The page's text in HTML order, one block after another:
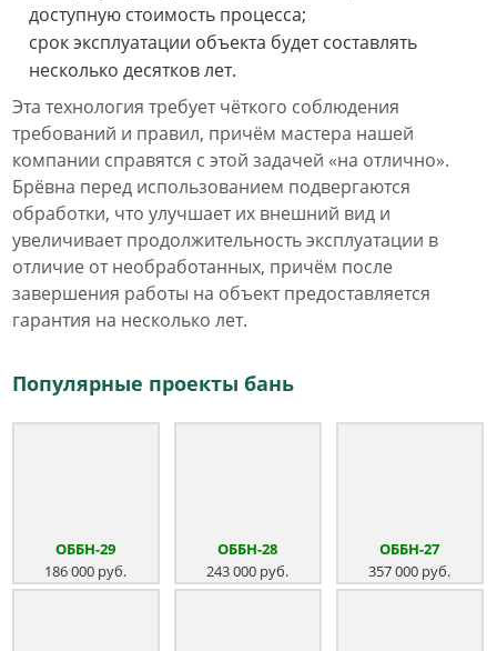
доступную стоимость процесса;
срок эксплуатации объекта будет составлять
несколько десятков лет.
Эта технология требует чёткого соблюдения
требований и правил, причём мастера нашей
компании справятся с этой задачей «на отлично».
Брёвна перед использованием подвергаются
обработки, что улучшает их внешний вид и
увеличивает продолжительность эксплуатации в
отличие от необработанных, причём после
завершения работы на объект предоставляется
гарантия на несколько лет.
Популярные проекты бань
ОББН-29
186 000 руб.
ОББН-28
243 000 руб.
ОББН-27
357 000 руб.